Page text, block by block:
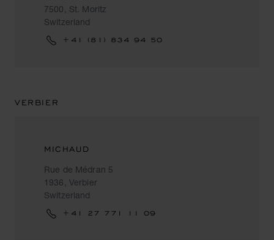
7500, St. Moritz
Switzerland
+41 (81) 834 94 50
VERBIER
MICHAUD
Rue de Médran 5
1936, Verbier
Switzerland
+41 27 771 11 09